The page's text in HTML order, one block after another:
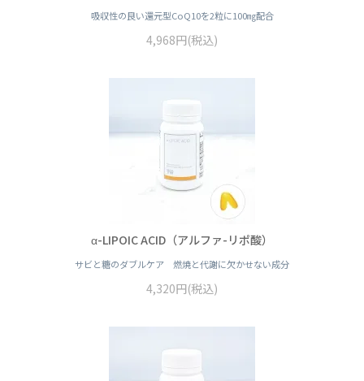
吸収性の良い還元型CoQ10を2粒に100㎎配合
4,968円(税込)
α-LIPOIC ACID（アルファ-リポ酸）
サビと糖のダブルケア 燃焼と代謝に欠かせない成分
4,320円(税込)